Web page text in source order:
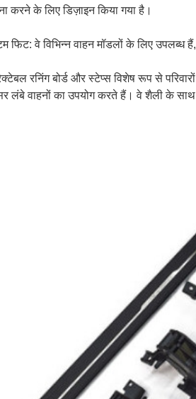
करने के लिए डिज़ाइन किया गया है।
फिट: वे विभिन्न वाहन मॉडलों के लिए उपलब्ध
रनिंग बोर्ड और स्टेप्स विशेष रूप से
लंबे वाहनों का उपयोग करते हैं। वे शैली के साथ